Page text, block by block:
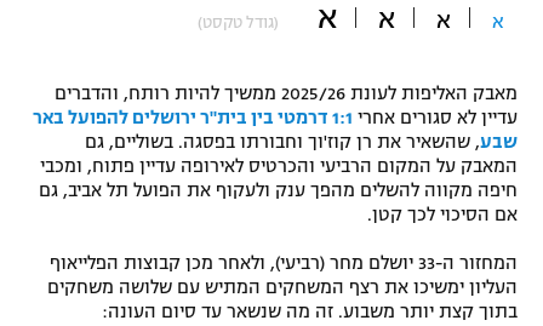
תקנון עבור פעילות אלקטרה
תקנון עבור פעילות ספורט 1 – "מרלן"
גיימינג E-Sports
תנאי שימוש
מדיניות פרטיות
כדורמים
פוטבול אמריקאי NFL
בייסבול MLB
ספורט אתגרי ואקסטרים
אומנויות לחימה
גיימינג E-Sports
א א א א (גודל טקסט)
מאבק האליפות לעונת 2025/26 ממשיך להיות רותח, והדברים
עדיין לא סגורים אחרי
1:1 דרמטי בין בית"ר ירושלים להפועל באר
שבע, שהשאיר את רן קוז'וך וחבורתו בפסגה. בשוליים, גם
המאבק על המקום הרביעי והכרטיס לאירופה עדיין פתוח, ומכבי
חיפה מקווה להשלים מהפך ענק ולעקוף את הפועל תל אביב, גם
אם הסיכוי לכך קטן.
המחזור ה-33 יושלם מחר (רביעי), ולאחר מכן קבוצות הפלייאוף
העליון ימשיכו את רצף המשחקים המתיש עם שלושה משחקים
בתוך קצת יותר משבוע. זה מה שנשאר עד סיום העונה: